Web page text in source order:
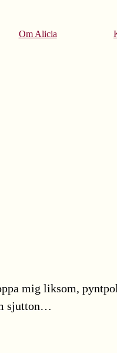
Om Alicia
mig liksom,
sjutton…